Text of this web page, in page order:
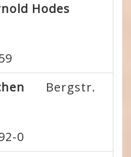
Hodes
Bergstr.
0